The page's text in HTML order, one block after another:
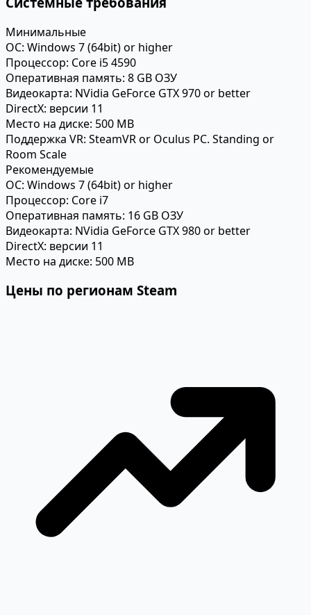
Минимальные
ОС: Windows 7 (64bit) or higher
Процессор: Core i5 4590
Оперативная память: 8 GB ОЗУ
Видеокарта: NVidia GeForce GTX 970 or better
DirectX: версии 11
Место на диске: 500 MB
Поддержка VR: SteamVR or Oculus PC. Standing or
Room Scale
Рекомендуемые
ОС: Windows 7 (64bit) or higher
Процессор: Core i7
Оперативная память: 16 GB ОЗУ
Видеокарта: NVidia GeForce GTX 980 or better
DirectX: версии 11
Место на диске: 500 MB
Цены по регионам Steam